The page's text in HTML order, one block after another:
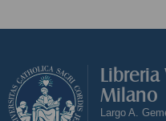
Milano
Largo A.